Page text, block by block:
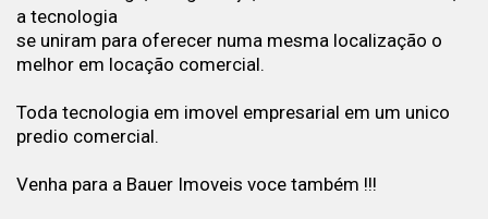
a tecnologia
se uniram para oferecer numa mesma localização o
melhor em locação comercial.
Toda tecnologia em imovel empresarial em um unico
predio comercial.
Venha para a Bauer Imoveis voce também !!!